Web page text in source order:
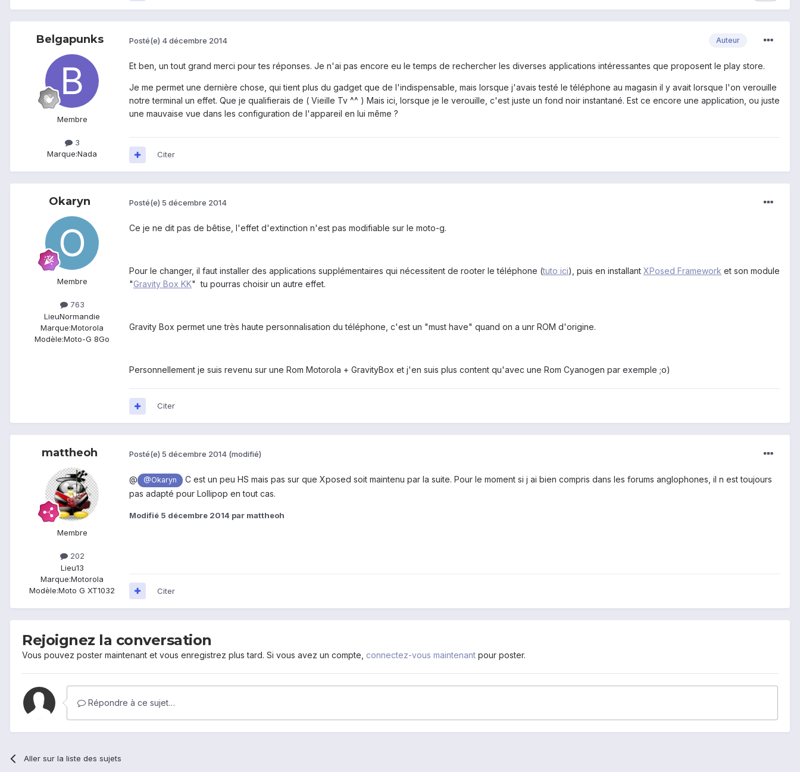
Belgapunks
Membre
3
Marque:Nada
Auteur
Posté(e) 4 décembre 2014
Et ben, un tout grand merci pour tes réponses. Je n'ai pas encore eu le temps de rechercher les diverses applications intéressantes que proposent le play store.
Je me permet une dernière chose, qui tient plus du gadget que de l'indispensable, mais lorsque j'avais testé le téléphone au magasin il y avait lorsque l'on verouille
notre terminal un effet. Que je qualifierais de ( Vieille Tv ^^ ) Mais ici, lorsque je le verouille, c'est juste un fond noir instantané. Est ce encore une application, ou juste
une mauvaise vue dans les configuration de l'appareil en lui même ?
Citer
Okaryn
Membre
763
LieuNormandie
Marque:Motorola
Modèle:Moto-G 8Go
Posté(e) 5 décembre 2014
Ce je ne dit pas de bêtise, l'effet d'extinction n'est pas modifiable sur le moto-g.
Pour le changer, il faut installer des applications supplémentaires qui nécessitent de rooter le téléphone (tuto ici), puis en installant XPosed Framework et son module
"Gravity Box KK" tu pourras choisir un autre effet.
Gravity Box permet une très haute personnalisation du téléphone, c'est un "must have" quand on a unr ROM d'origine.
Personnellement je suis revenu sur une Rom Motorola + GravityBox et j'en suis plus content qu'avec une Rom Cyanogen par exemple ;o)
Citer
mattheoh
Membre
202
Lieu13
Marque:Motorola
Modèle:Moto G XT1032
Posté(e) 5 décembre 2014 (modifié)
@ @Okaryn
C est un peu HS mais pas sur que Xposed soit maintenu par la suite. Pour le moment si j ai bien compris dans les forums anglophones, il n est toujours
pas adapté pour Lollipop en tout cas.
Modifié 5 décembre 2014 par mattheoh
Citer
Rejoignez la conversation
Vous pouvez poster maintenant et vous enregistrez plus tard. Si vous avez un compte, connectez-vous maintenant pour poster.
Répondre à ce sujet…
Aller sur la liste des sujets